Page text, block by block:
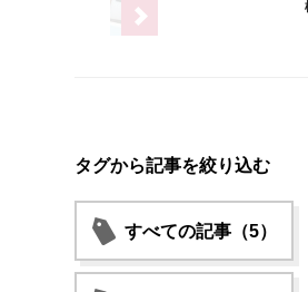
タグから記事を絞り込む
すべての記事（5）